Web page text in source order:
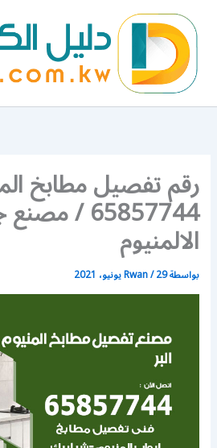
المحتوى
رقم تفصيل مطابخ
65857744 /
الالمنيوم
بواسطة Rwan/29 يونيو، 2021